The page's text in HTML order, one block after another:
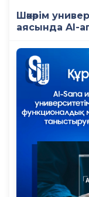
Шәкәрім
аясында AI-